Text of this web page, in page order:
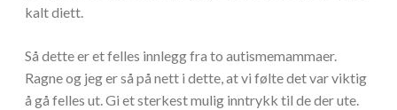
kalt diett.
Så dette er et felles innlegg fra to autismemammaer.
Ragne og jeg er så på nett i dette, at vi følte det var viktig
å gå felles ut. Gi et sterkest mulig inntrykk til de der ute.